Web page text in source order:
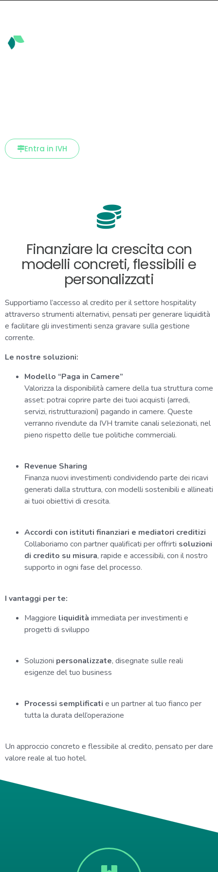
Entra in IVH
Finanziare la crescita con
modelli concreti, flessibili e
personalizzati
Supportiamo l’accesso al credito per il settore hospitality
attraverso strumenti alternativi, pensati per generare liquidità
e facilitare gli investimenti senza gravare sulla gestione
corrente.
Le nostre soluzioni:
Modello “Paga in Camere”
Valorizza la disponibilità camere della tua struttura come
asset: potrai coprire parte dei tuoi acquisti (arredi,
servizi, ristrutturazioni) pagando in camere. Queste
verranno rivendute da IVH tramite canali selezionati, nel
pieno rispetto delle tue politiche commerciali.
Revenue Sharing
Finanza nuovi investimenti condividendo parte dei ricavi
generati dalla struttura, con modelli sostenibili e allineati
ai tuoi obiettivi di crescita.
Accordi con istituti finanziari e mediatori creditizi
Collaboriamo con partner qualificati per offrirti soluzioni
di credito su misura, rapide e accessibili, con il nostro
supporto in ogni fase del processo.
I vantaggi per te:
Maggiore liquidità immediata per investimenti e
progetti di sviluppo
Soluzioni personalizzate, disegnate sulle reali
esigenze del tuo business
Processi semplificati e un partner al tuo fianco per
tutta la durata dell’operazione
Un approccio concreto e flessibile al credito, pensato per dare
valore reale al tuo hotel.